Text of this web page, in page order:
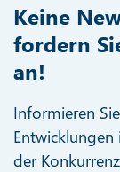
Keine
fordern
an!
Informieren
der